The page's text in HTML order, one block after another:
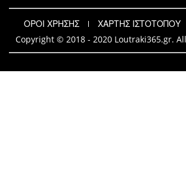
ΟΡΟΙ ΧΡΗΣΗΣ
ΧΑΡΤΗΣ ΙΣΤΟΤΟΠΟΥ
Copyright © 2018 - 2020 Loutraki365.gr.